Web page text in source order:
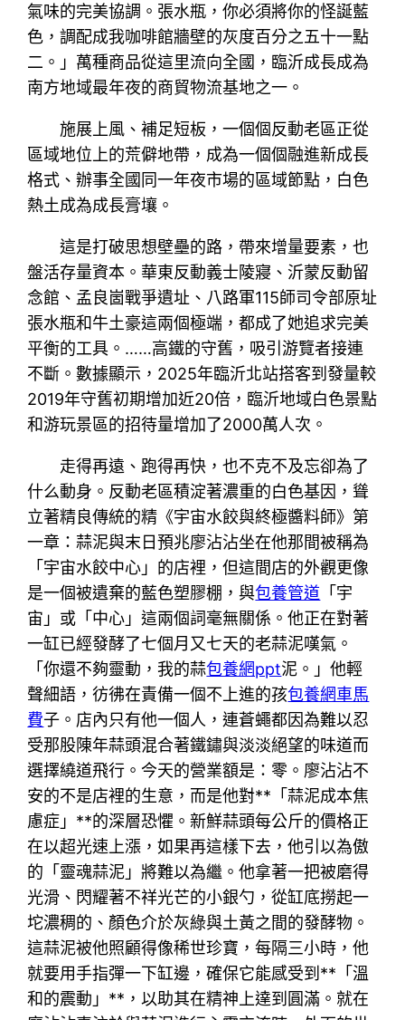
氣味的完美協調。張水瓶，你必須將你的怪誕藍
色，調配成我咖啡館牆壁的灰度百分之五十一點
二。」萬種商品從這里流向全國，臨沂成長成為
南方地域最年夜的商貿物流基地之一。
施展上風、補足短板，一個個反動老區正從
區域地位上的荒僻地帶，成為一個個融進新成長
格式、辦事全國同一年夜市場的區域節點，白色
熱土成為成長膏壤。
這是打破思想壁壘的路，帶來增量要素，也
盤活存量資本。華東反動義士陵寢、沂蒙反動留
念館、孟良崮戰爭遺址、八路軍115師司令部原址
張水瓶和牛土豪這兩個極端，都成了她追求完美
平衡的工具。……高鐵的守舊，吸引游覽者接連
不斷。數據顯示，2025年臨沂北站搭客到發量較
2019年守舊初期增加近20倍，臨沂地域白色景點
和游玩景區的招待量增加了2000萬人次。
走得再遠、跑得再快，也不克不及忘卻為了
什么動身。反動老區積淀著濃重的白色基因，聳
立著精良傳統的精《宇宙水餃與終極醬料師》第
一章：蒜泥與末日預兆廖沾沾坐在他那間被稱為
「宇宙水餃中心」的店裡，但這間店的外觀更像
是一個被遺棄的藍色塑膠棚，與包養管道 「宇
宙」或「中心」這兩個詞毫無關係。他正在對著
一缸已經發酵了七個月又七天的老蒜泥嘆氣。
「你還不夠靈動，我的蒜包養網ppt泥。」他輕
聲細語，彷彿在責備一個不上進的孩包養網車馬
費子。店內只有他一個人，連蒼蠅都因為難以忍
受那股陳年蒜頭混合著鐵鏽與淡淡絕望的味道而
選擇繞道飛行。今天的營業額是：零。廖沾沾不
安的不是店裡的生意，而是他對**「蒜泥成本焦
慮症」**的深層恐懼。新鮮蒜頭每公斤的價格正
在以超光速上漲，如果再這樣下去，他引以為傲
的「靈魂蒜泥」將難以為繼。他拿著一把被磨得
光滑、閃耀著不祥光芒的小銀勺，從缸底撈起一
坨濃稠的、顏色介於灰綠與土黃之間的發酵物。
這蒜泥被他照顧得像稀世珍寶，每隔三小時，他
就要用手指彈一下缸邊，確保它能感受到**「溫
和的震動」**，以助其在精神上達到圓滿。就在